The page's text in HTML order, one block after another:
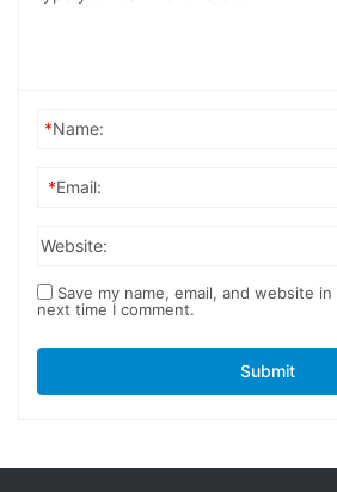
*Name:
*Email:
Website:
Save my name, email, and website
next time I comment.
Submit